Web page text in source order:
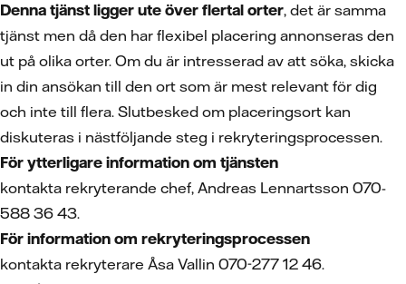
Denna tjänst ligger ute över flertal orter, det är samma
tjänst men då den har flexibel placering annonseras den
ut på olika orter. Om du är intresserad av att söka, skicka
in din ansökan till den ort som är mest relevant för dig
och inte till flera. Slutbesked om placeringsort kan
diskuteras i nästföljande steg i rekryteringsprocessen.
För ytterligare information om tjänsten
kontakta rekryterande chef, Andreas Lennartsson 070-
588 36 43.
För information om rekryteringsprocessen
kontakta rekryterare Åsa Vallin 070-277 12 46.